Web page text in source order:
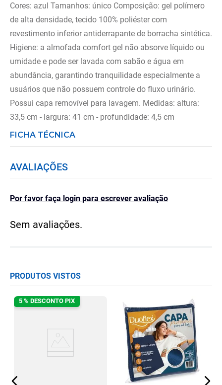
Cores: azul Tamanhos: único Composição: gel polímero
de alta densidade, tecido 100% poliéster com
revestimento inferior antiderrapante de borracha sintética.
Higiene: a almofada comfort gel não absorve líquido ou
umidade e pode ser lavada com sabão e água em
abundância, garantindo tranquilidade especialmente a
usuários que não possuem controle do fluxo urinário.
Possui capa removível para lavagem. Medidas: altura:
33,5 cm - largura: 41 cm - profundidade: 4,5 cm
FICHA TÉCNICA
AVALIAÇÕES
Por favor faça login para escrever avaliação
Sem avaliações.
PRODUTOS VISTOS
5 % DESCONTO PIX